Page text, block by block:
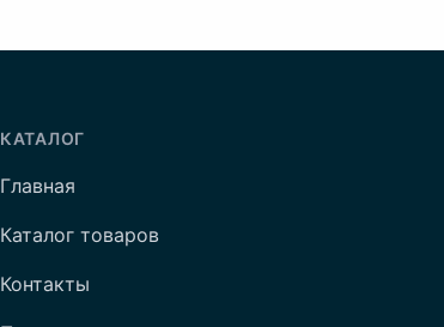
КАТАЛОГ
Главная
Каталог товаров
Контакты